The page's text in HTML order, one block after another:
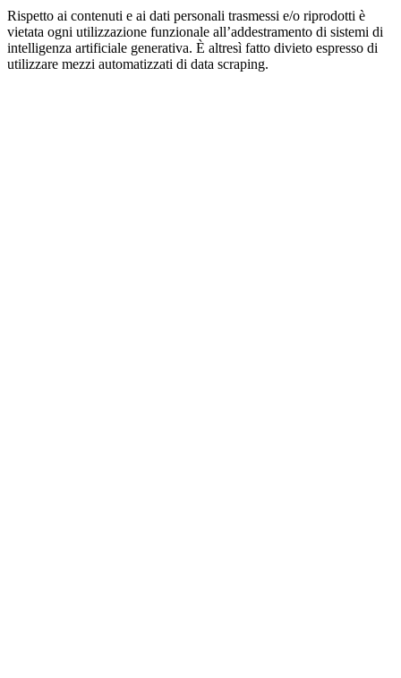
Rispetto ai contenuti e ai dati personali trasmessi e/o riprodotti è
vietata ogni utilizzazione funzionale all’addestramento di sistemi di
intelligenza artificiale generativa. È altresì fatto divieto espresso di
utilizzare mezzi automatizzati di data scraping.